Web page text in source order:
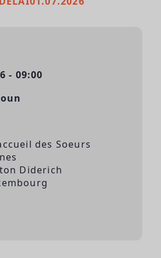
- 09:00
des Soeurs
Diderich